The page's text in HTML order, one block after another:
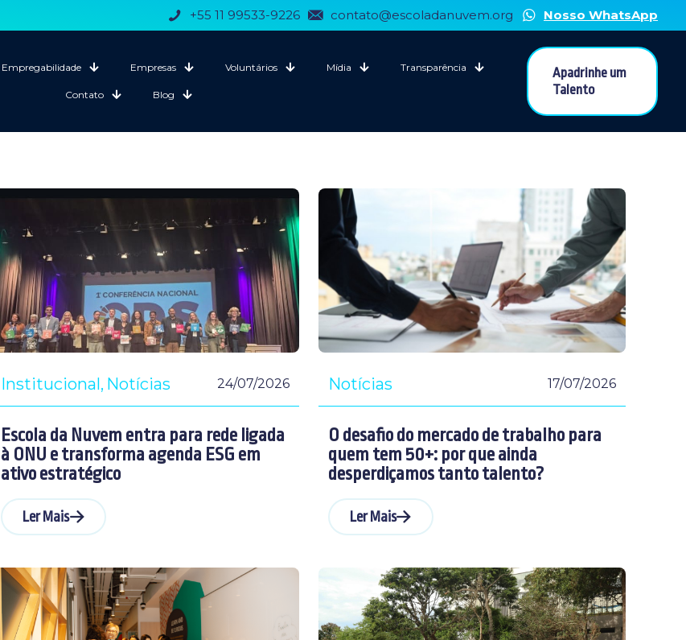
+55 11 99533-9226 contato@escoladanuvem.org Nosso WhatsApp
Empregabilidade Empresas Voluntários Mídia Transparência
Contato Blog
Apadrinhe um
Talento
Institucional Notícias 24/07/2026
Escola da Nuvem entra para rede ligada
à ONU e transforma agenda ESG em
ativo estratégico
Ler Mais
Notícias 17/07/2026
O desafio do mercado de trabalho para
quem tem 50+: por que ainda
desperdiçamos tanto talento?
Ler Mais